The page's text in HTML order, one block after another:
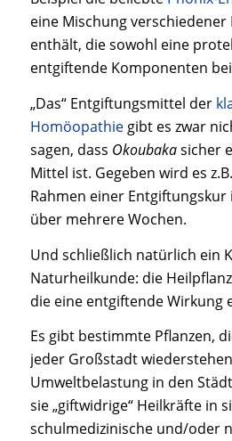
eine Mischung
enthält, die sowohl eine
entgiftende Komponenten
„Das“ Entgiftungsmittel der
Homöopathiegibt es zwar
sagen, dass Okoubakasicher
Mittel ist. Gegeben wird es
Rahmen einer Entgiftungskur
über mehrere Wochen.
Und schließlich natürlich ein
Naturheilkunde: die
die eine entgiftende Wirkung
Es gibt bestimmte Pflanzen,
jeder Großstadt
Umweltbelastung in den
sie „giftwidrige“ Heilkräfte in
schulmedizinische und/oder